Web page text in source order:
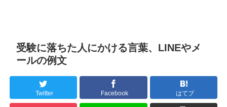
受験に落ちた人にかける言葉、LINEやメ
ールの例文
Twitter Facebook はてブ